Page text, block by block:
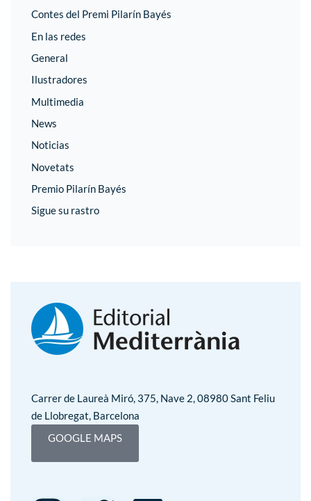
Contes del Premi Pilarín Bayés
En las redes
General
Ilustradores
Multimedia
News
Noticias
Novetats
Premio Pilarín Bayés
Sigue su rastro
Carrer de Laureà Miró, 375, Nave 2, 08980 Sant Feliu
de Llobregat, Barcelona
GOOGLE MAPS